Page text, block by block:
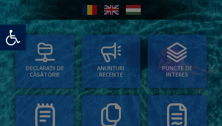
Deschide bara de unelte
DECLARAȚII DE
CĂSĂTORIE
ANUNȚURI
RECENTE
PUNCTE DE
INTERES